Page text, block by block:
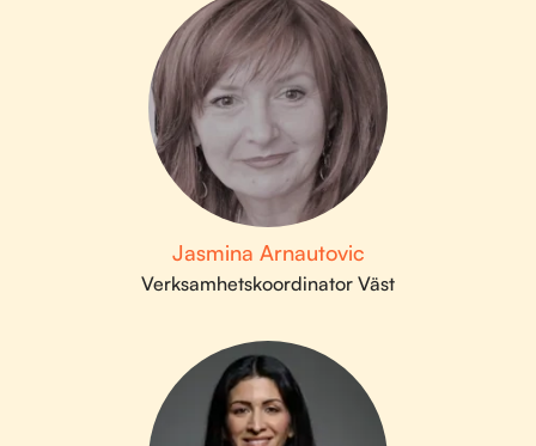
Jasmina Arnautovic
Verksamhetskoordinator Väst